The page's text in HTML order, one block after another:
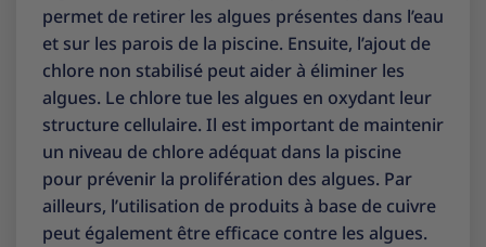
permet de retirer les algues présentes dans l’eau
et sur les parois de la piscine. Ensuite, l’ajout de
chlore non stabilisé peut aider à éliminer les
algues. Le chlore tue les algues en oxydant leur
structure cellulaire. Il est important de maintenir
un niveau de chlore adéquat dans la piscine
pour prévenir la prolifération des algues. Par
ailleurs, l’utilisation de produits à base de cuivre
peut également être efficace contre les algues.